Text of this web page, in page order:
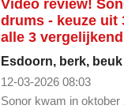
Video review!
drums - keuze uit
alle 3
Esdoorn, berk,
12-03-2026 08:03
Sonor kwam in oktober